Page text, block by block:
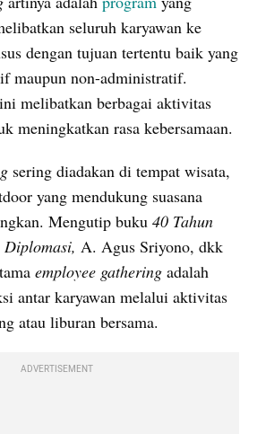
seluruh karyawan ke
dengan tujuan tertentu baik yang
maupun non-administratif.
melibatkan berbagai aktivitas
meningkatkan rasa kebersamaan.
sering diadakan di tempat wisata,
yang mendukung suasana
Mengutip buku 40 Tahun
A. Agus Sriyono, dkk
employee gathering adalah
antar karyawan melalui aktivitas
atau liburan bersama.
ADVERTISEMENT